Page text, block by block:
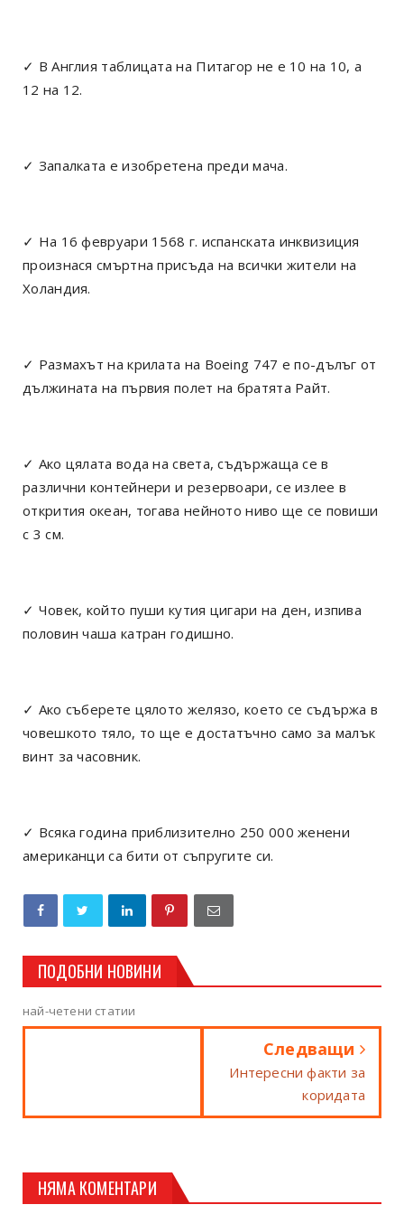
✓ В Англия таблицата на Питагор не е 10 на 10, а
12 на 12.
✓ Запалката е изобретена преди мача.
✓ На 16 февруари 1568 г. испанската инквизиция
произнася смъртна присъда на всички жители на
Холандия.
✓ Размахът на крилата на Boeing 747 е по-дълъг от
дължината на първия полет на братята Райт.
✓ Ако цялата вода на света, съдържаща се в
различни контейнери и резервоари, се излее в
открития океан, тогава нейното ниво ще се повиши
с 3 см.
✓ Човек, който пуши кутия цигари на ден, изпива
половин чаша катран годишно.
✓ Ако съберете цялото желязо, което се съдържа в
човешкото тяло, то ще е достатъчно само за малък
винт за часовник.
✓ Всяка година приблизително 250 000 женени
американци са бити от съпругите си.
ПОДОБНИ НОВИНИ
най-четени статии
Следващи
Интересни факти за
коридата
НЯМА КОМЕНТАРИ